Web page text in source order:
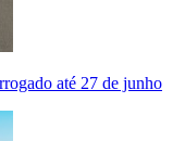
até 27 de junho